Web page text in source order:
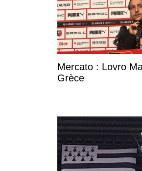
Mercato : Lovro
Grèce